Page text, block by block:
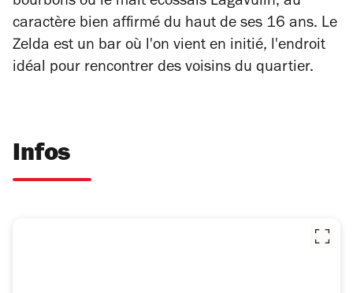
caractère bien affirmé du haut de ses 16 ans. Le
Zelda est un bar où l'on vient en initié, l'endroit
idéal pour rencontrer des voisins du quartier.
Infos